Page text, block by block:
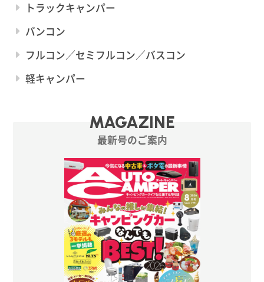
トラックキャンパー
バンコン
フルコン／セミフルコン／バスコン
軽キャンパー
MAGAZINE
最新号のご案内